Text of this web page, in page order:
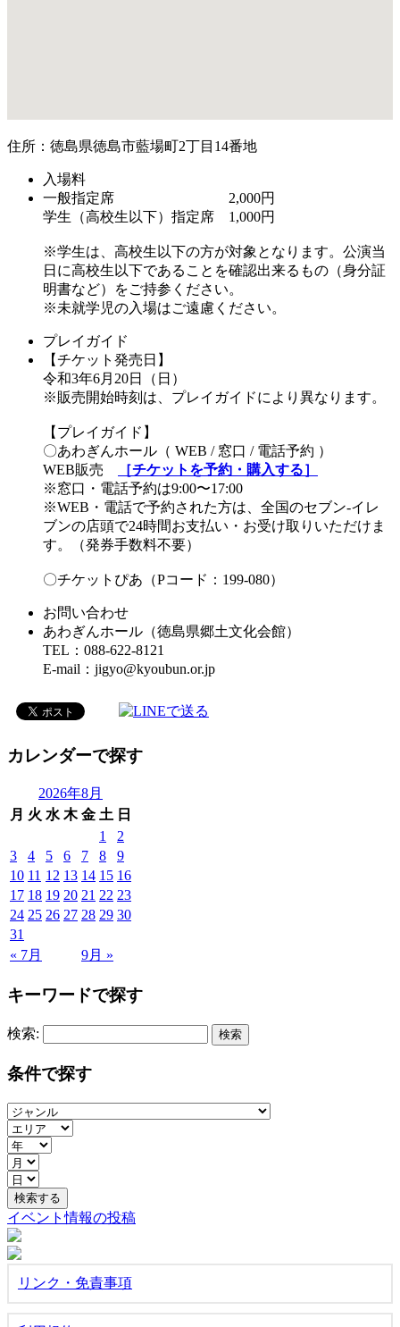
住所：徳島県徳島市藍場町2丁目14番地
入場料
一般指定席 2,000円
学生（高校生以下）指定席 1,000円
※学生は、高校生以下の方が対象となります。公演当
日に高校生以下であることを確認出来るもの（身分証
明書など）をご持参ください。
※未就学児の入場はご遠慮ください。
プレイガイド
【チケット発売日】
令和3年6月20日（日）
※販売開始時刻は、プレイガイドにより異なります。
【プレイガイド】
〇あわぎんホール（ WEB / 窓口 / 電話予約 ）
WEB販売
［チケットを予約・購入する］
※窓口・電話予約は9:00〜17:00
※WEB・電話で予約された方は、全国のセブン-イレ
ブンの店頭で24時間お支払い・お受け取りいただけま
す。（発券手数料不要）
〇チケットぴあ（Pコード：199-080）
お問い合わせ
あわぎんホール（徳島県郷土文化会館）
TEL：088-622-8121
E-mail：jigyo@kyoubun.or.jp
カレンダーで探す
2026年8月
月 火 水 木 金 土 日
« 7月 9月 »
1
2
3
4 5 6 7 8
9
10 11 12 13 14 15 16
17 18 19 20 21 22 23
24 25 26 27 28 29 30
31
キーワードで探す
検索:
条件で探す
イベント情報の投稿
リンク・免責事項